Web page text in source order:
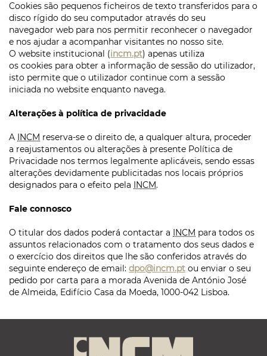
Cookies são pequenos ficheiros de texto transferidos para o
disco rígido do seu computador através do seu
navegador web para nos permitir reconhecer o navegador
e nos ajudar a acompanhar visitantes no nosso site.
O website institucional (incm.pt) apenas utiliza
os cookies para obter a informação de sessão do utilizador,
isto permite que o utilizador continue com a sessão
iniciada no website enquanto navega.
Alterações à política de privacidade
A INCM reserva-se o direito de, a qualquer altura, proceder
a reajustamentos ou alterações à presente Política de
Privacidade nos termos legalmente aplicáveis, sendo essas
alterações devidamente publicitadas nos locais próprios
designados para o efeito pela INCM.
Fale connosco
O titular dos dados poderá contactar a INCM para todos os
assuntos relacionados com o tratamento dos seus dados e
o exercício dos direitos que lhe são conferidos através do
seguinte endereço de email: dpo@incm.pt ou enviar o seu
pedido por carta para a morada Avenida de António José
de Almeida, Edifício Casa da Moeda, 1000-042 Lisboa.